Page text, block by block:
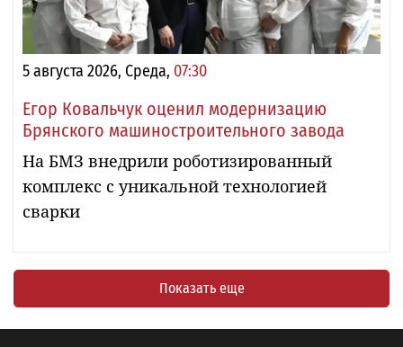
5 августа 2026, Среда, 07:30
Егор Ковальчук оценил модернизацию
Брянского машиностроительного завода
На БМЗ внедрили роботизированный
комплекс с уникальной технологией
сварки
Показать еще